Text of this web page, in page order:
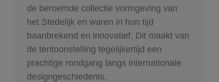
de beroemde collectie vormgeving van
het Stedelijk en waren in hun tijd
baanbrekend en innovatief. Dit maakt van
de tentoonstelling tegelijkertijd een
prachtige rondgang langs internationale
designgeschiedenis.